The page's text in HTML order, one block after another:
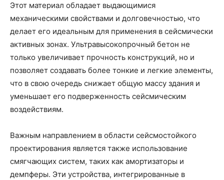
Этот материал обладает выдающимися
механическими свойствами и долговечностью, что
делает его идеальным для применения в сейсмически
активных зонах. Ультравысокопрочный бетон не
только увеличивает прочность конструкций, но и
позволяет создавать более тонкие и легкие элементы,
что в свою очередь снижает общую массу здания и
уменьшает его подверженность сейсмическим
воздействиям.
Важным направлением в области сейсмостойкого
проектирования является также использование
смягчающих систем, таких как амортизаторы и
демпферы. Эти устройства, интегрированные в